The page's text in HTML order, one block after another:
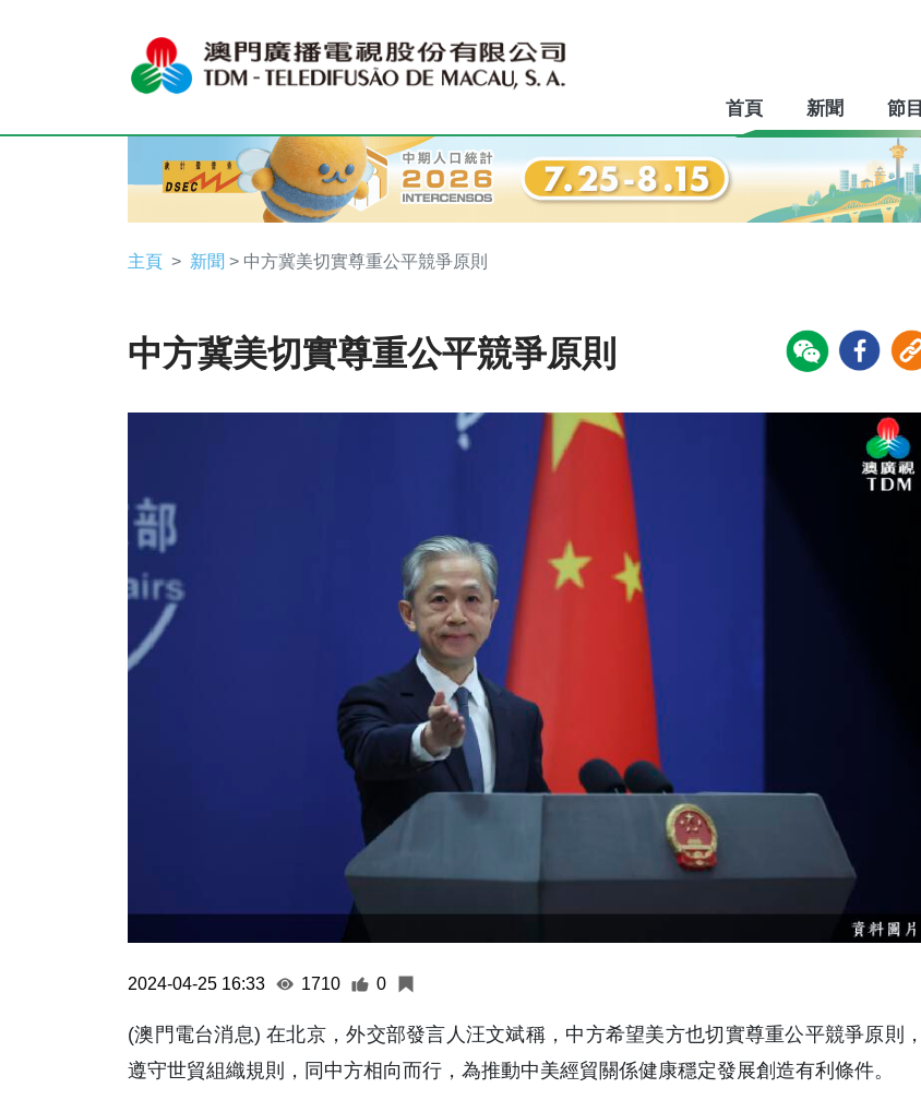
首頁 新聞 節目
主頁 新聞 > 中方冀美切實尊重公平競爭原則
中方冀美切實尊重公平競爭原則
2024-04-25 16:33 1710 0
(澳門電台消息) 在北京，外交部發言人汪文斌稱，中方希望美方也切實尊重公平競爭原則，
遵守世貿組織規則，同中方相向而行，為推動中美經貿關係健康穩定發展創造有利條件。